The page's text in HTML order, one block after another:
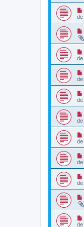
de
de
de
de
de
de
de
de
de